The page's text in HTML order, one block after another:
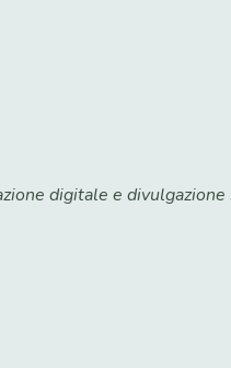
digitale e